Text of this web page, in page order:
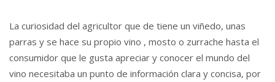
La curiosidad del agricultor que de tiene un viñedo, unas
parras y se hace su propio vino , mosto o zurrache hasta el
consumidor que le gusta apreciar y conocer el mundo del
vino necesitaba un punto de información clara y concisa, por